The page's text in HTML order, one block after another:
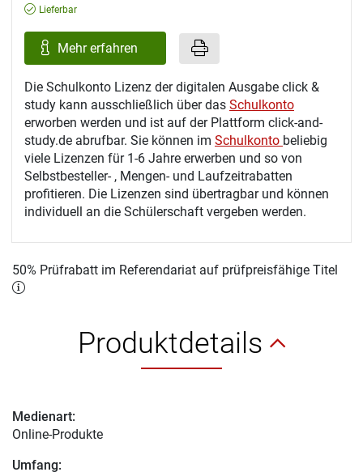
Lieferbar
Mehr erfahren
Die Schulkonto Lizenz der digitalen Ausgabe click &
study kann ausschließlich über das Schulkonto
erworben werden und ist auf der Plattform click-and-
study.de abrufbar. Sie können im Schulkonto beliebig
viele Lizenzen für 1-6 Jahre erwerben und so von
Selbstbesteller- , Mengen- und Laufzeitrabatten
profitieren. Die Lizenzen sind übertragbar und können
individuell an die Schülerschaft vergeben werden.
50% Prüfrabatt im Referendariat auf prüfpreisfähige Titel
Produktdetails
Medienart:
Online-Produkte
Umfang: